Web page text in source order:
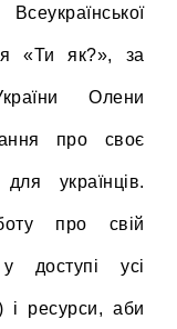
«Ти як?», за
Олени
про своє
українців.
про свій
доступі усі
і ресурси, аби